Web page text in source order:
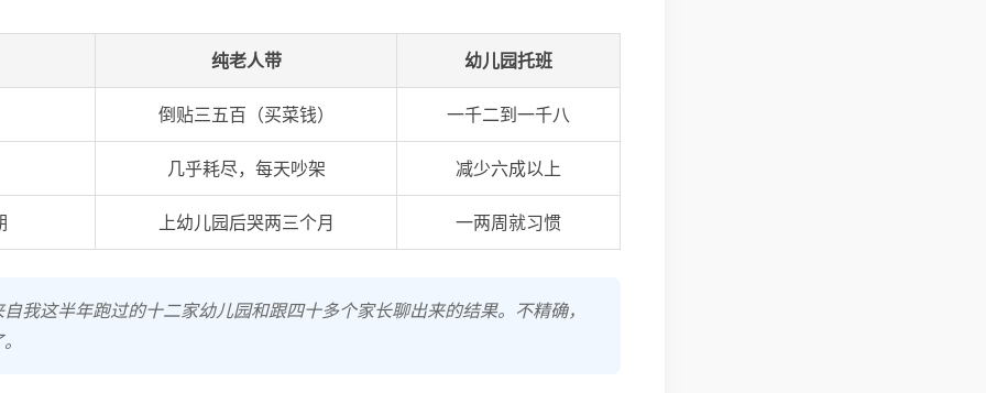
纯老人带 幼儿园托班
倒贴三五百（买菜钱） 一千二到一千八
几乎耗尽，每天吵架 减少六成以上
上幼儿园后哭两三个月 一两周就习惯
我这半年跑过的十二家幼儿园和跟四十多个家长聊出来的结果。不精确，